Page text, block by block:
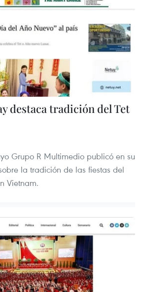
destaca tradición del Tet
Grupo R Multimedio publicó en su
la tradición de las fiestas del
Vietnam.